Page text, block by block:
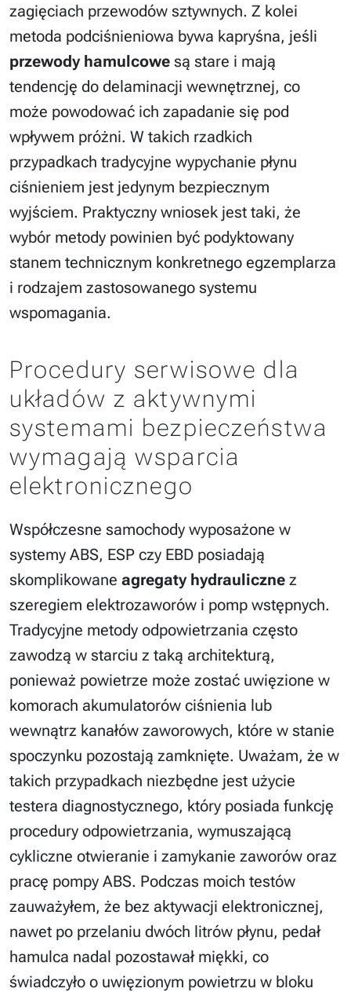
zagięciach przewodów sztywnych. Z kolei
metoda podciśnieniowa bywa kapryśna, jeśli
przewody hamulcowe są stare i mają
tendencję do delaminacji wewnętrznej, co
może powodować ich zapadanie się pod
wpływem próżni. W takich rzadkich
przypadkach tradycyjne wypychanie płynu
ciśnieniem jest jedynym bezpiecznym
wyjściem. Praktyczny wniosek jest taki, że
wybór metody powinien być podyktowany
stanem technicznym konkretnego egzemplarza
i rodzajem zastosowanego systemu
wspomagania.
Procedury serwisowe dla
układów z aktywnymi
systemami bezpieczeństwa
wymagają wsparcia
elektronicznego
Współczesne samochody wyposażone w
systemy ABS, ESP czy EBD posiadają
skomplikowane agregaty hydrauliczne z
szeregiem elektrozaworów i pomp wstępnych.
Tradycyjne metody odpowietrzania często
zawodzą w starciu z taką architekturą,
ponieważ powietrze może zostać uwięzione w
komorach akumulatorów ciśnienia lub
wewnątrz kanałów zaworowych, które w stanie
spoczynku pozostają zamknięte. Uważam, że w
takich przypadkach niezbędne jest użycie
testera diagnostycznego, który posiada funkcję
procedury odpowietrzania, wymuszającą
cykliczne otwieranie i zamykanie zaworów oraz
pracę pompy ABS. Podczas moich testów
zauważyłem, że bez aktywacji elektronicznej,
nawet po przelaniu dwóch litrów płynu, pedał
hamulca nadal pozostawał miękki, co
świadczyło o uwięzionym powietrzu w bloku